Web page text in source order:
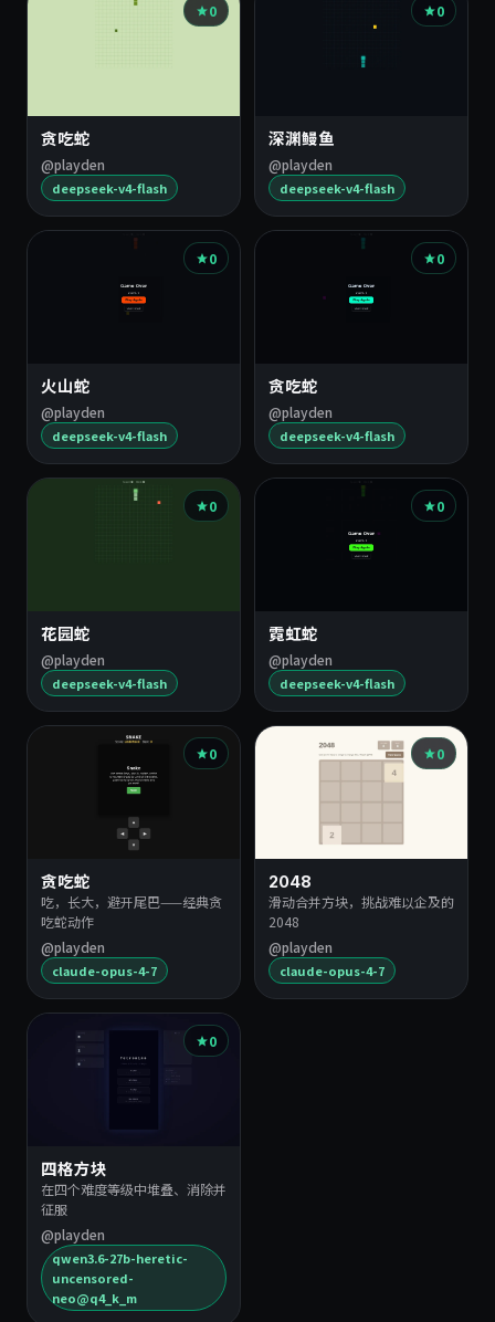
0
贪吃蛇
@playden
deepseek-v4-flash
0
深渊鳗鱼
@playden
deepseek-v4-flash
0
火山蛇
@playden
deepseek-v4-flash
0
贪吃蛇
@playden
deepseek-v4-flash
0
花园蛇
@playden
deepseek-v4-flash
0
霓虹蛇
@playden
deepseek-v4-flash
0
贪吃蛇
吃，长大，避开尾巴——经典贪
吃蛇动作
@playden
claude-opus-4-7
0
2048
滑动合并方块，挑战难以企及的
2048
@playden
claude-opus-4-7
0
四格方块
在四个难度等级中堆叠、消除并
征服
@playden
qwen3.6-27b-heretic-
uncensored-
neo@q4_k_m